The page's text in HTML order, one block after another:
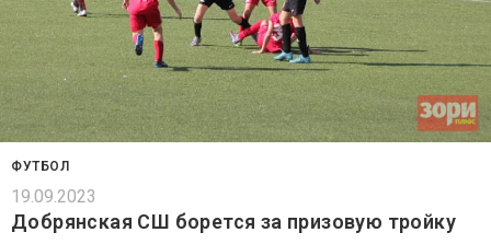
ФУТБОЛ
19.09.2023
Добрянская СШ борется за призовую тройку